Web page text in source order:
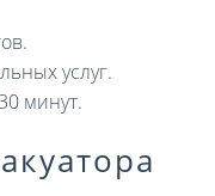
услуг.
минут.